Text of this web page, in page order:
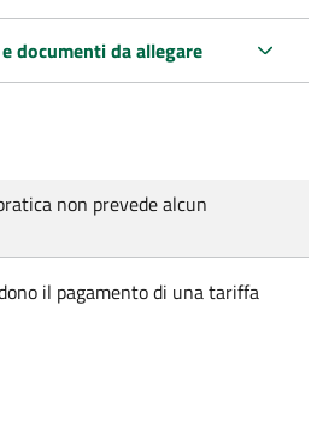
documenti da allegare
non prevede alcun
il pagamento di una tariffa